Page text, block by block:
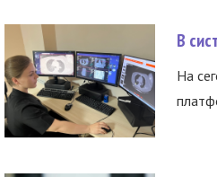
В
На